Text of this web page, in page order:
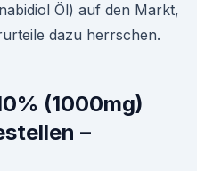
Öl) auf den Markt,
dazu herrschen.
(1000mg)
–